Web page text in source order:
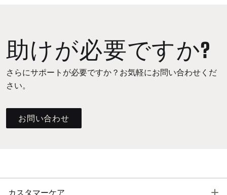
助けが必要ですか?
さらにサポートが必要ですか？お気軽にお問い合わせくだ
さい。
お問い合わせ
カスタマーケア